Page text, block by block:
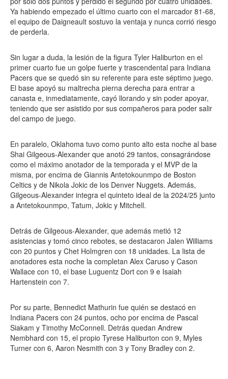
Ya habiendo empezado el último cuarto con el marcador 81-68,
el equipo de Daigneault sostuvo la ventaja y nunca corrió riesgo
de perderla.
Sin lugar a duda, la lesión de la figura Tyler Haliburton en el
primer cuarto fue un golpe fuerte y trascendental para Indiana
Pacers que se quedó sin su referente para este séptimo juego.
El base apoyó su maltrecha pierna derecha para entrar a
canasta e, inmediatamente, cayó llorando y sin poder apoyar,
teniendo que ser asistido por sus compañeros para poder salir
del campo de juego.
En paralelo, Oklahoma tuvo como punto alto esta noche al base
Shai Gilgeous-Alexander que anotó 29 tantos, consagrándose
como el máximo anotador de la temporada y el MVP de la
misma, por encima de Giannis Antetokounmpo de Boston
Celtics y de Nikola Jokic de los Denver Nuggets. Además,
Gilgeous-Alexander integra el quinteto ideal de la 2024/25 junto
a Antetokounmpo, Tatum, Jokic y Mitchell.
Detrás de Gilgeous-Alexander, que además metió 12
asistencias y tomó cinco rebotes, se destacaron Jalen Williams
con 20 puntos y Chet Holmgren con 18 unidades. La lista de
anotadores esta noche la completan Alex Caruso y Cason
Wallace con 10, el base Luguentz Dort con 9 e Isaiah
Hartenstein con 7.
Por su parte, Bennedict Mathurin fue quién se destacó en
Indiana Pacers con 24 puntos, ocho por encima de Pascal
Siakam y Timothy McConnell. Detrás quedan Andrew
Nembhard con 15, el propio Tyrese Haliburton con 9, Myles
Turner con 6, Aaron Nesmith con 3 y Tony Bradley con 2.